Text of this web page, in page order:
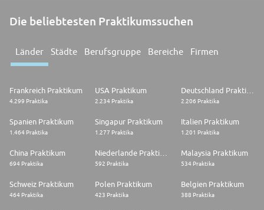
Die beliebtesten Praktikumssuchen
Länder Städte Berufsgruppe Bereiche Firmen
Frankreich Praktikum
4.299 Praktika
USA Praktikum
2.234 Praktika
Deutschland Praktikum
2.206 Praktika
Spanien Praktikum
1.464 Praktika
Singapur Praktikum
1.277 Praktika
Italien Praktikum
1.201 Praktika
China Praktikum
694 Praktika 592 Praktika
Malaysia Praktikum
534 Praktika
Schweiz Praktikum
464 Praktika
Polen Praktikum
423 Praktika
Belgien Praktikum
388 Praktika